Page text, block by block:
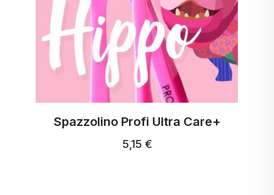
Spazzolino Profi Ultra Care+
5,15 €